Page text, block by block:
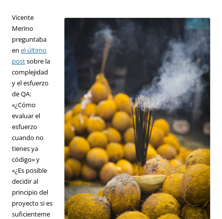
Vicente
Merino
preguntaba
en el último
postsobre la
complejidad
y el esfuerzo
de QA:
«¿Cómo
evaluar el
esfuerzo
cuando no
tienes ya
código» y
«¿Es posible
decidir al
principio del
proyecto si es
suficienteme